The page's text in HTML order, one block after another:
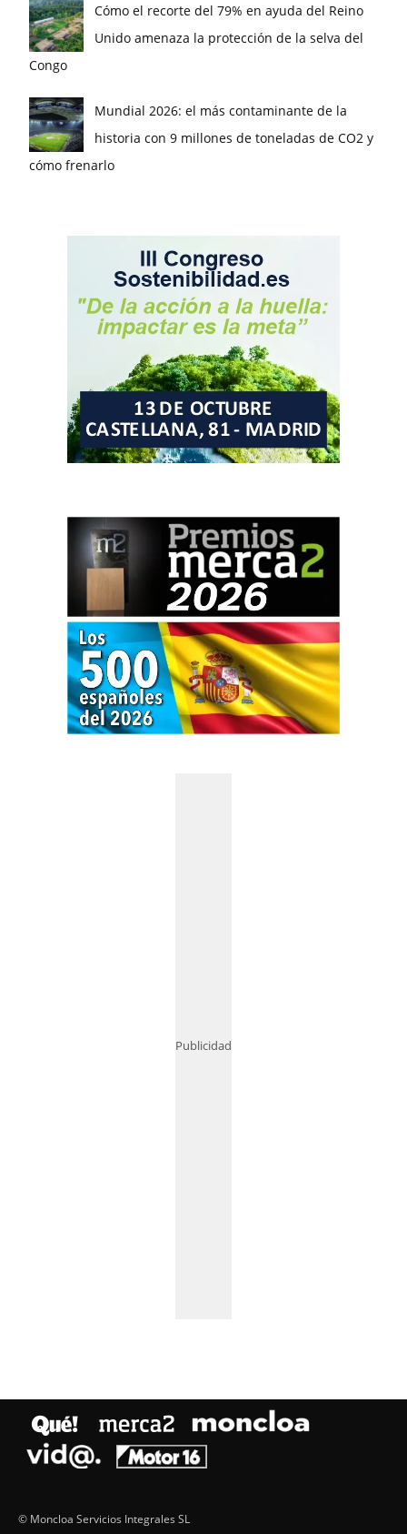
Cómo el recorte del 79% en ayuda del Reino
Unido amenaza la protección de la selva del
Congo
Mundial 2026: el más contaminante de la
historia con 9 millones de toneladas de CO2 y
cómo frenarlo
Publicidad
© Moncloa Servicios Integrales SL